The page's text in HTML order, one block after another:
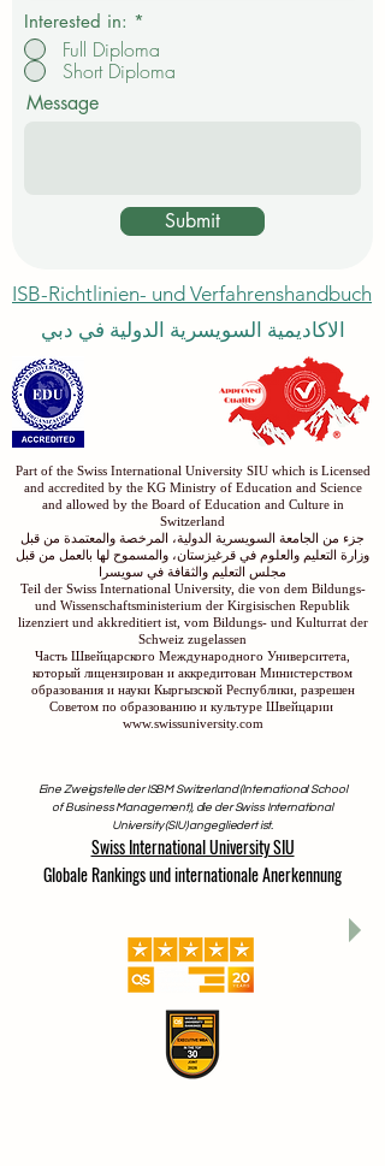
Interested in: *
Full Diploma
Short Diploma
Message
Submit
ISB-Richtlinien- und Verfahrenshandbuch
الاكاديمية السويسرية الدولية في دبي
Part of the Swiss International University SIU which is Licensed
and accredited by the KG Ministry of Education and Science
and allowed by the Board of Education and Culture in
Switzerland
جزء من الجامعة السويسرية الدولية، المرخصة والمعتمدة من قبل
وزارة التعليم والعلوم في قرغيزستان، والمسموح لها بالعمل من قبل
مجلس التعليم والثقافة في سويسرا
Teil der Swiss International University, die von dem Bildungs-
und Wissenschaftsministerium der Kirgisischen Republik
lizenziert und akkreditiert ist, vom Bildungs- und Kulturrat der
Schweiz zugelassen
Часть Швейцарского Международного Университета,
который лицензирован и аккредитован Министерством
образования и науки Кыргызской Республики, разрешен
Советом по образованию и культуре Швейцарии
www.swissuniversity.com
Eine Zweigstelle der ISBM Switzerland (International School
of Business Management), die der Swiss International
University (SIU) angegliedert ist.
Swiss International University SIU
Globale Rankings und internationale Anerkennung